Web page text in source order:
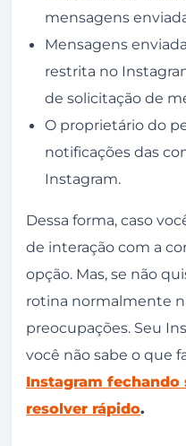
mensagens
Mensagens
restrita no
de solicitação de
O proprietário do
notificações das
Instagram.
Dessa forma, caso
de interação com a
opção. Mas, se não
rotina normalmente
preocupações. Seu
você não sabe o que
Instagram fechando
resolver rápido.